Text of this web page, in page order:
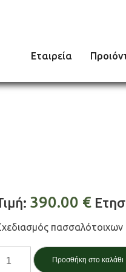
Εταιρεία
390.00 €
πασσαλότοιχων
Πασσαλότοιχοι
Προσθήκη στο καλάθι